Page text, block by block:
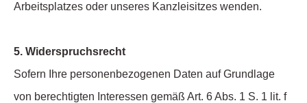
Arbeitsplatzes oder unseres Kanzleisitzes wenden.
5. Widerspruchsrecht
Sofern Ihre personenbezogenen Daten auf Grundlage
von berechtigten Interessen gemäß Art. 6 Abs. 1 S. 1 lit. f